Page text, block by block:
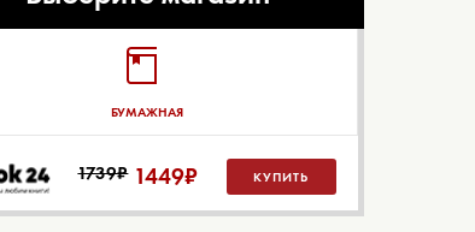
БУМАЖНАЯ
1739₽ 1449₽ КУПИТЬ